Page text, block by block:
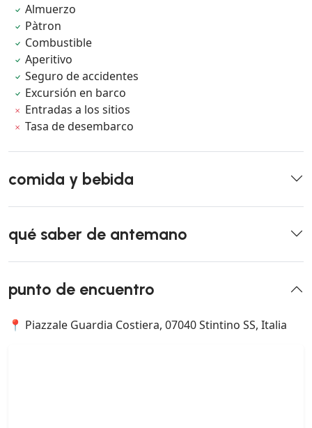
Almuerzo
Pàtron
Combustible
Aperitivo
Seguro de accidentes
Excursión en barco
Entradas a los sitios
Tasa de desembarco
comida y bebida
qué saber de antemano
punto de encuentro
📍 Piazzale Guardia Costiera, 07040 Stintino SS, Italia